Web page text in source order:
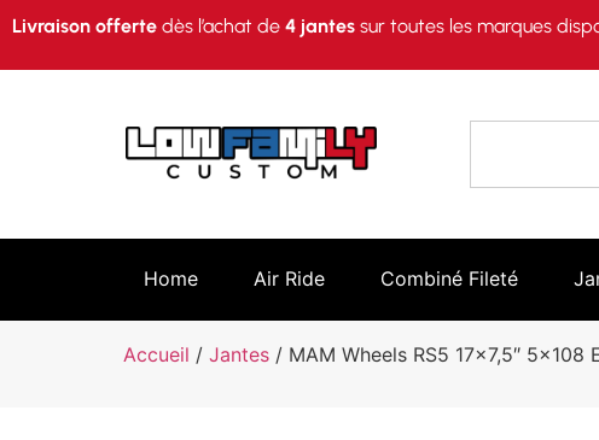
Livraison offerte dès l’achat de 4 jantes sur toutes les marques
Home Air Ride Combiné Fileté
Accueil / Jantes / MAM Wheels RS5 17×7,5″ 5×108